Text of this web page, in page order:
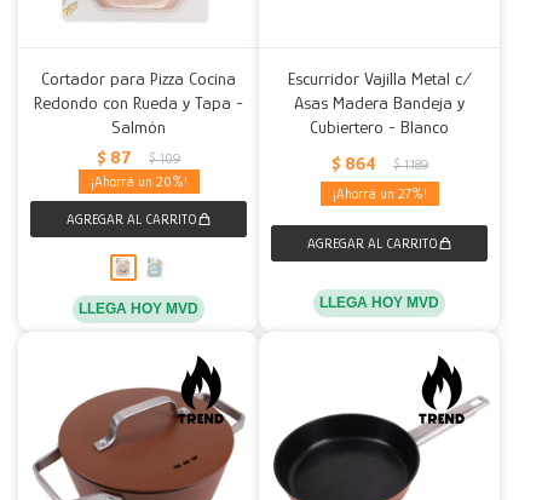
Cortador para Pizza Cocina
Redondo con Rueda y Tapa -
Salmón
$ 87 $ 109
20
LLEGA HOY MVD
Escurridor Vajilla Metal c/
Asas Madera Bandeja y
Cubiertero - Blanco
$ 864 $ 1.189
27
LLEGA HOY MVD